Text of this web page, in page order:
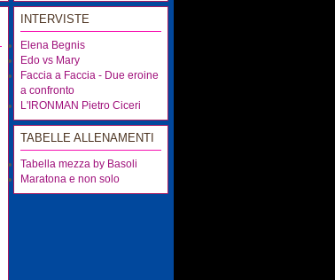
INTERVISTE
Elena Begnis
Edo vs Mary
Faccia a Faccia - Due eroine
a confronto
L'IRONMAN Pietro Ciceri
TABELLE ALLENAMENTI
Tabella mezza by Basoli
Maratona e non solo